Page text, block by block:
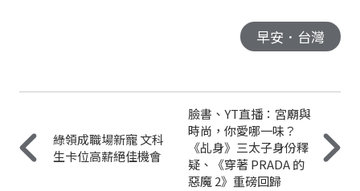
早安．台灣
綠領成職場新寵 文科
生卡位高薪絕佳機會
臉書、YT直播：宮廟與
時尚，你愛哪一味？
《乩身》三太子身份釋
疑、《穿著 PRADA 的
惡魔 2》重磅回歸